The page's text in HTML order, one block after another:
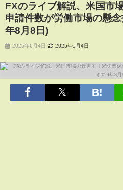
FXのライブ解説、米国市
申請件数が労働市場の懸
年8月8日)
2025年6月4日 2025年6月4日